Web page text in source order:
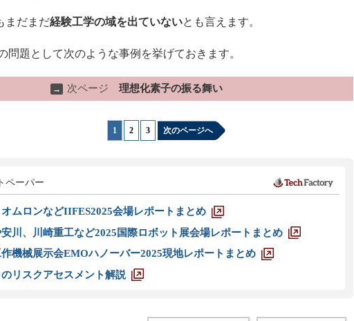
まだまだ経験工学の域を出ていないとも言えます。
題として次のような事例を挙げておきます。
→ 次ページ 理想化素子の振る舞い
1 2 3 次のページへ
ペーパー
ムロンなどIIFES2025会場レポートまとめ
川、川崎重工など2025国際ロボット展会場レポートまとめ
機械展示会EMOハノーバー2025現地レポートまとめ
リスクアセスメント解説